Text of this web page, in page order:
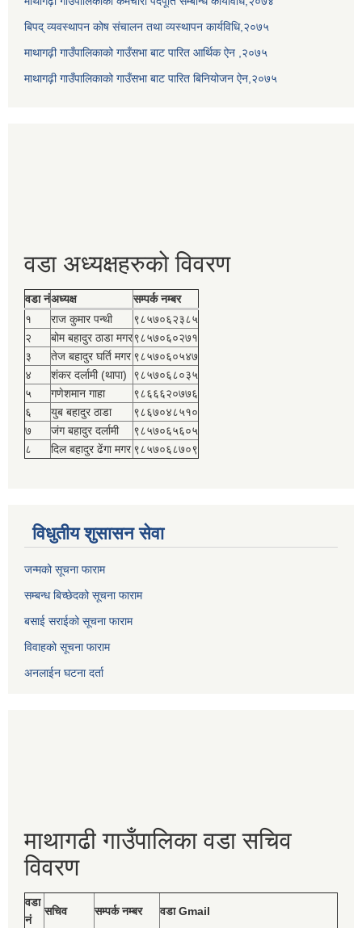
बिपद् व्यवस्थापन कोष संचालन तथा व्यस्थापन कार्यविधि,२०७५
माथागढ़ी गाउँपालिकाको गाउँसभा बाट पारित आर्थिक ऐन ,२०७५
माथागढ़ी गाउँपालिकाको गाउँसभा बाट पारित बिनियोजन ऐन,२०७५
वडा अध्यक्षहरुको विवरण
वडा नंअध्यक्ष
सम्पर्क नम्बर
१
राज कुमार पन्थी
९८५७०६२३८५
२
बोम बहादुर ठाडा मगर९८५७०६०२७१
३
तेज बहादुर घर्ति मगर ९८५७०६०५४७
४
शंकर दर्लामी (थापा)
९८५७०६८०३५
५
गणेशमान गाहा
९८६६६२०७७६
६
युब बहादुर ठाडा
९८६७०४८५१०
७
जंग बहादुर दर्लामी
९८५७०६५६०५
८
दिल बहादुर ढेंगा मगर ९८५७०६८७०९
विधुतीय शुसासन सेवा
जन्मको सूचना फाराम
सम्बन्ध बिच्छेदको सूचना फाराम
बसाई सराईको सूचना फाराम
विवाहको सूचना फाराम
अनलाईन घटना दर्ता
माथागढी गाउँपालिका वडा सचिव
विवरण
वडा
नं
सचिव सम्पर्क नम्बर वडा Gmail